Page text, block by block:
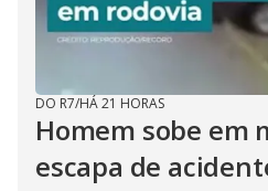
DO R7/HÁ 21 HORAS
Homem sobe em
escapa de